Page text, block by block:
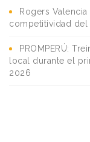
Rogers
competitividad
PROMPERÚ:
local durante el
2026